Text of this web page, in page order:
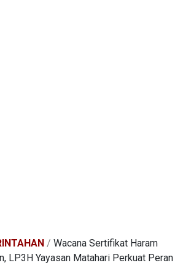
/ Wacana Sertifikat Haram
LP3H Yayasan Matahari Perkuat Peran